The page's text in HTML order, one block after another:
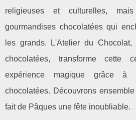
religieuses et culturelles,
gourmandises chocolatées qui
les grands. L'Atelier du
chocolatées, transforme cette
expérience magique grâce
chocolatées. Découvrons
fait de Pâques une fête inoubliable.